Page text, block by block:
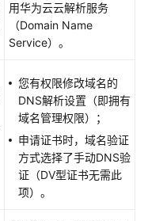
用华为云云解析服务
（Domain Name
Service）。
您有权限修改域名的
DNS解析设置（即拥有
域名管理权限）；
申请证书时，域名验证
方式选择了手动DNS验
证（DV型证书无需此
项）。